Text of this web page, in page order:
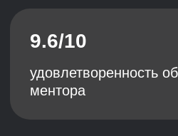
HR-руководителям
Не хочу тратить время на просто
теорию, хочу учиться у лучших
и получить комплексное HR-